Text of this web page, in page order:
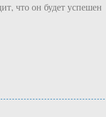
что он будет успешен